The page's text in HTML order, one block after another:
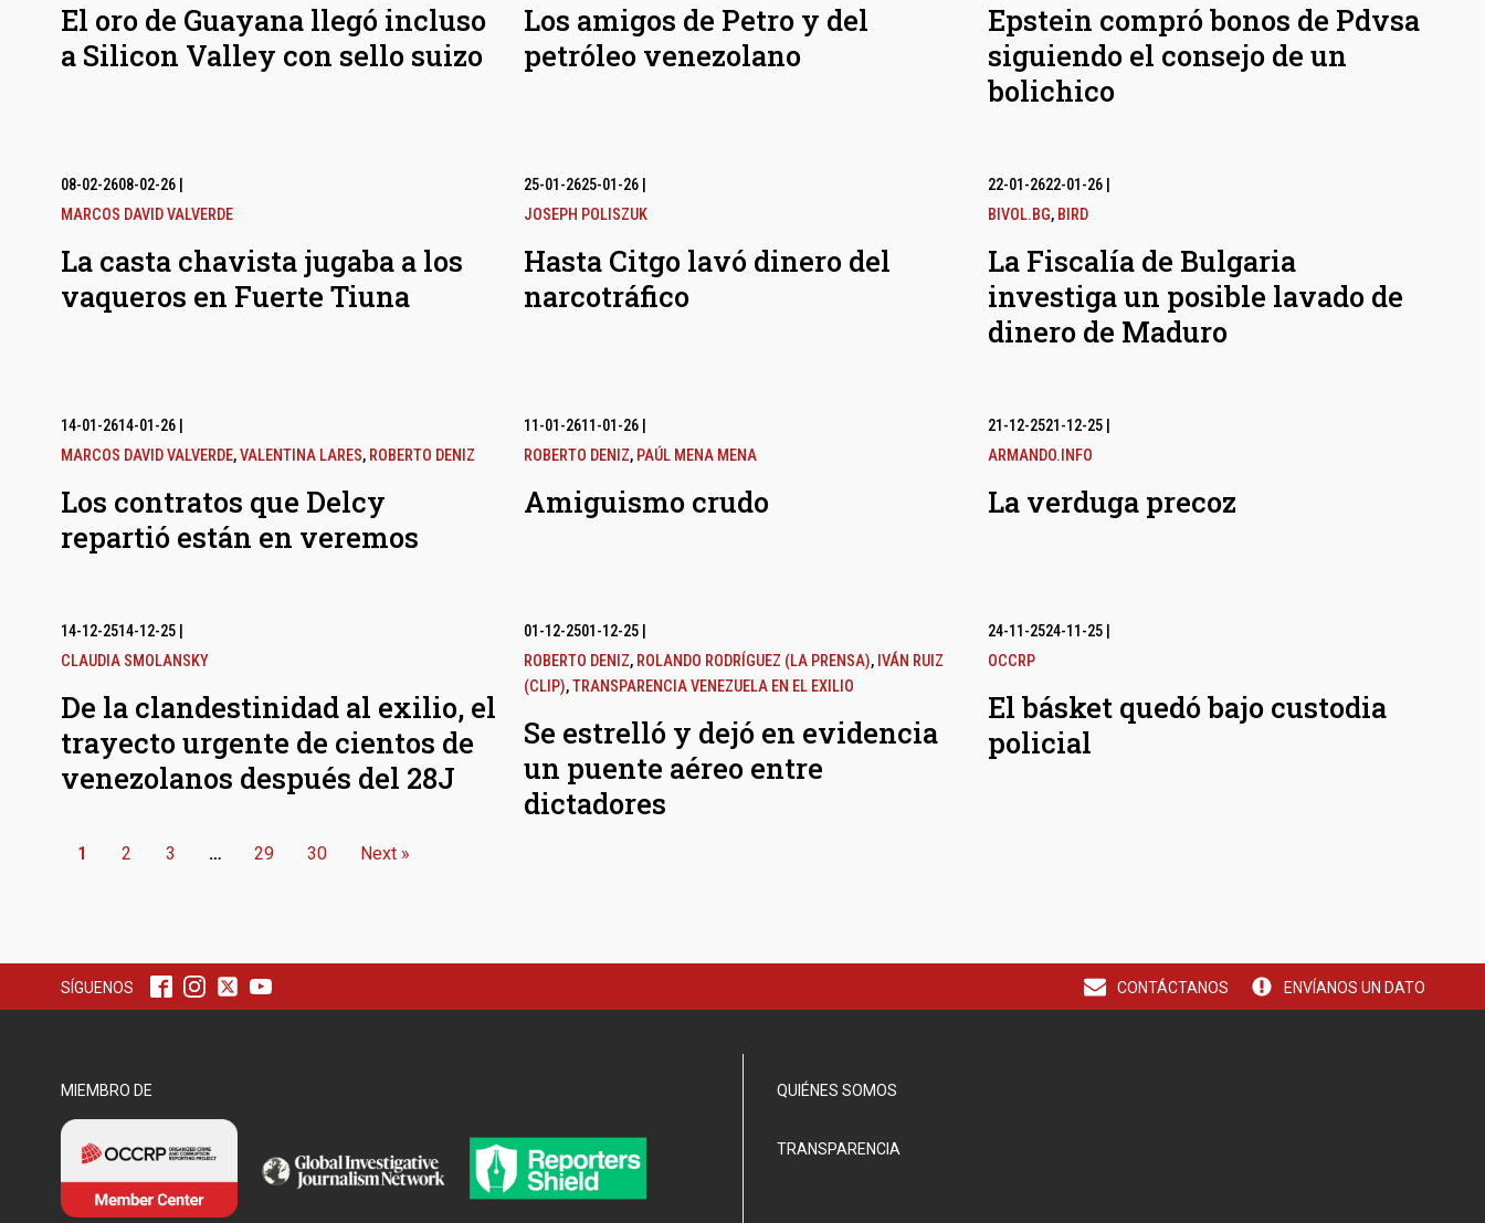
El oro de Guayana llegó incluso
a Silicon Valley con sello suizo
Los amigos de Petro y del
petróleo venezolano
Epstein compró bonos de Pdvsa
siguiendo el consejo de un
bolichico
08-02-2608-02-26|
MARCOS DAVID VALVERDE
La casta chavista jugaba a los
vaqueros en Fuerte Tiuna
25-01-2625-01-26
JOSEPH POLISZUK
Hasta Citgo lavó dinero del
narcotráfico
22-01-2622-01-26|
BIVOL.BG, BIRD
La Fiscalía de Bulgaria
investiga un posible lavado de
dinero de Maduro
14-01-2614-01-26|
MARCOS DAVID VALVERDE,VALENTINA LARES, ROBERTO DENIZ
Los contratos que Delcy
repartió están en veremos
11-01-2611-01-26
ROBERTO DENIZ, PAÚL MENA MENA
Amiguismo crudo
21-12-2521-12-25|
ARMANDO.INFO
La verduga precoz
14-12-2514-12-25|
CLAUDIA SMOLANSKY
De la clandestinidad al exilio, el
trayecto urgente de cientos de
venezolanos después del 28J
01-12-2501-12-25
ROBERTO DENIZ, ROLANDO RODRÍGUEZ (LA PRENSA), IVÁN RUIZ
(CLIP),TRANSPARENCIA VENEZUELA EN EL EXILIO
Se estrelló y dejó en evidencia
un puente aéreo entre
dictadores
24-11-2524-11-25|
OCCRP
El básket quedó bajo custodia
policial
1 2 3 … 29 30 Next »
SÍGUENOS CONTÁCTANOS ENVÍANOS UN DATO
MIEMBRO DE QUIÉNES SOMOS
TRANSPARENCIA